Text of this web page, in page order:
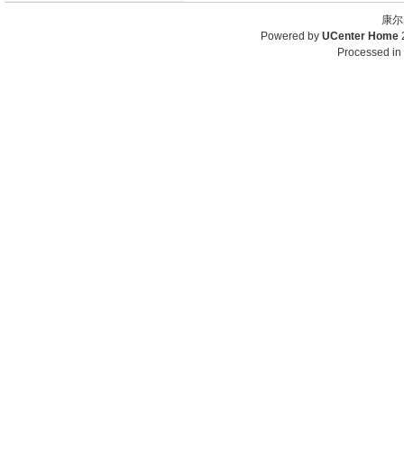
康
Powered by UCenter Home
Processed